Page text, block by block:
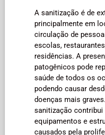
A sanitização é de
principalmente em
circulação de
escolas,
residências. A
patogênicos pode
saúde de todos os
podendo causar
doenças mais
sanitização contribui
equipamentos e
causados pela